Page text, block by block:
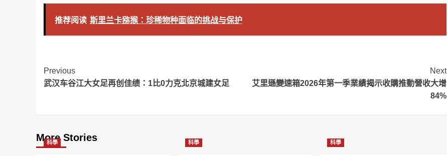
推荐阅读 斯里兰卡猕猴：珍稀物种面临的挑战与保护
Post
Navigation
Previous
武汉车谷江大女足再创佳绩：1比0力克北京城建女足
Next
艾里遜變速箱2026年第一季業績揭示收購推動營收大增
84%
More Stories
科學 科學 科學